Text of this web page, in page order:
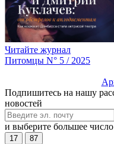
Читайте журнал
Питомцы N° 5 / 2025
Подпишитесь на нашу
новостей
и выберите большее число
17 87